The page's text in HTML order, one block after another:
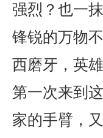
强烈？也一
锋锐的万物
西磨牙，英
第一次来到
家的手臂，